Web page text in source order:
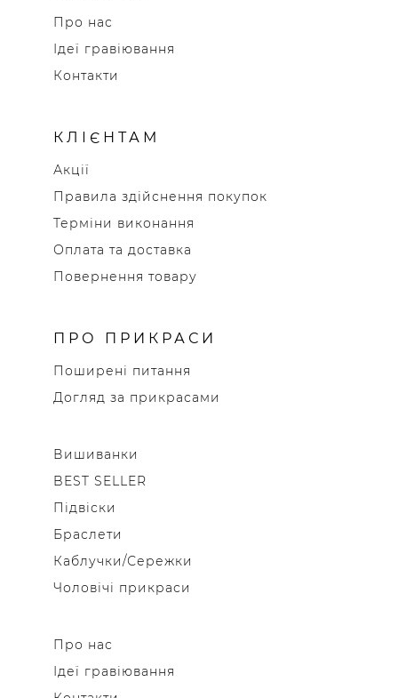
Про нас
Ідеї гравіювання
Контакти
КЛІЄНТАМ
Акції
Правила здійснення покупок
Терміни виконання
Оплата та доставка
Повернення товару
ПРО ПРИКРАСИ
Поширені питання
Догляд за прикрасами
Вишиванки
BEST SELLER
Підвіски
Браслети
Каблучки/Сережки
Чоловічі прикраси
Про нас
Ідеї гравіювання